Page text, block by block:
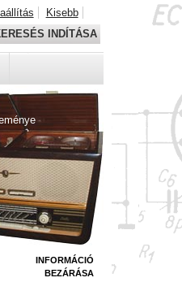
Kisebb
INDÍTÁSA
INFORMÁCIÓ
BEZÁRÁSA